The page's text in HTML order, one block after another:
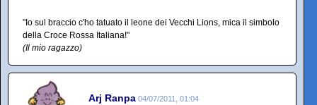
"Io sul braccio c'ho tatuato il leone dei Vecchi Lions, mica il simbolo
della Croce Rossa Italiana!"
(Il mio ragazzo)
Arj Ranpa 04/07/2011, 01:04